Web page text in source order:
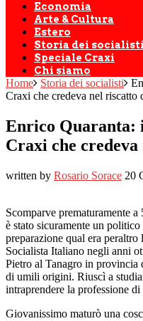
Economia
Arte & Cultura
Estero
Storia dei socialisti
Speciale Craxi
Chi siamo
Home Storia dei socialisti
Craxi che credeva nel riscatto
Enrico Quaranta:
Craxi che
written by Rosario Sorace 20
Scomparve prematuramente
è stato sicuramente un
preparazione qual era
Socialista Italiano negli anni
Pietro al Tanagro in provincia
di umili origini. Riuscì a
intraprendere la professione di
Giovanissimo maturò una